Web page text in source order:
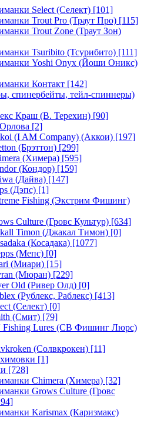
Select (Селект) [101]
Trout Pro (Траут Про) [115]
Trout Zone (Траут Зон)
Tsuribito (Тсурибито) [111]
Yoshi Onyx (Йоши Оникс)
Контакт [142]
спинербейты, тейл-спиннеры)
Краш (В. Терехин) [90]
[2]
(I AM Company) (Аккои) [197]
(Брэттон) [299]
(Химера) [595]
(Кондор) [159]
(Дайва) [147]
(Дэпс) [1]
Fishing (Экстрим Фишинг)
Culture (Гровс Культур) [634]
Timon (Джакал Тимон) [0]
(Косадака) [1077]
(Мепс) [0]
(Миари) [15]
(Мюран) [229]
Old (Ривер Олд) [0]
(Рублекс, Раблекс) [413]
(Селект) [0]
(Смит) [79]
Fishing Lures (СВ Фишинг Люрс)
(Солвкрокен) [11]
[1]
[728]
Chimera (Химера) [32]
Grows Culture (Гровс
Karismax (Каризмакс)